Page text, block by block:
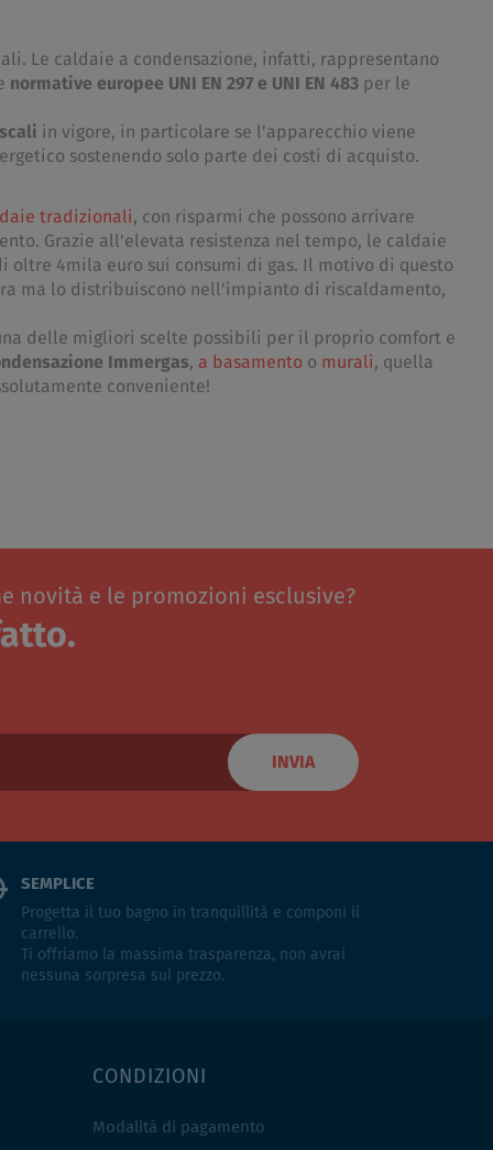
Le caldaie a condensazione, infatti, rappresentano
normative europee UNI EN 297 e UNI EN 483 per le
in vigore, in particolare se l'apparecchio viene
sostenendo solo parte dei costi di acquisto.
tradizionali, con risparmi che possono arrivare
Grazie all'elevata resistenza nel tempo, le caldaie
oltre 4mila euro sui consumi di gas. Il motivo di questo
ma lo distribuiscono nell'impianto di riscaldamento,
delle migliori scelte possibili per il proprio comfort e
Immergas, a basamento o murali, quella
conveniente!
novità e le promozioni esclusive?
INVIA
SEMPLICE
Progetta il tuo bagno in tranquillità e componi il
carrello.
Ti offriamo la massima trasparenza, non avrai
nessuna sorpresa sul prezzo.
CONDIZIONI
Modalità di pagamento